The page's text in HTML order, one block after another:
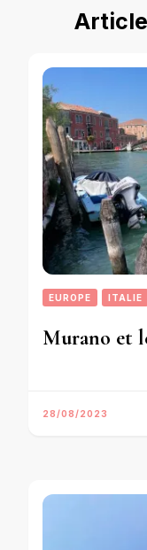
EUROPE ITALIE
Murano et
28/08/2023